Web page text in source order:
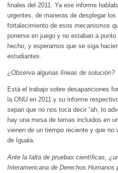
finales del 2011. Ya ese informe
urgentes, de maneras de desplegar
fortalecimiento de esos mecanismos
ponerse en juego y no estaban a
hecho, y esperamos que se siga
estudiantes.
¿Observa algunas líneas de solución?
Está el trabajo sobre desapariciones
la ONU en 2011 y su informe
sepan que no nos toca decir “ah, lo
hay una mesa de temas incluidos en
vienen de un tiempo reciente y que no
de Iguala.
Ante la falta de pruebas científicas,
Interamericana de Derechos Humanos